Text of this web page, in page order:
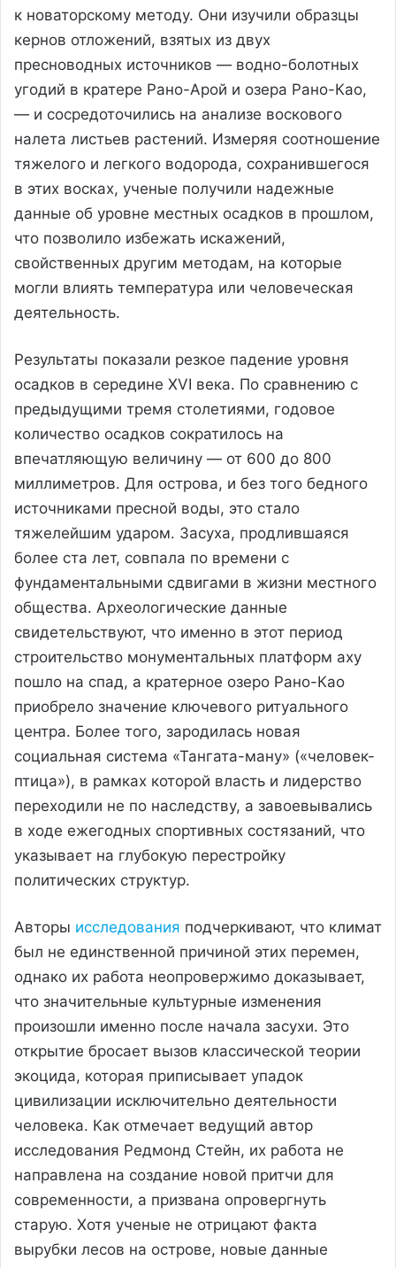
к новаторскому методу. Они изучили образцы
кернов отложений, взятых из двух
пресноводных источников — водно-болотных
угодий в кратере Рано-Арой и озера Рано-Као,
— и сосредоточились на анализе воскового
налета листьев растений. Измеряя соотношение
тяжелого и легкого водорода, сохранившегося
в этих восках, ученые получили надежные
данные об уровне местных осадков в прошлом,
что позволило избежать искажений,
свойственных другим методам, на которые
могли влиять температура или человеческая
деятельность.
Результаты показали резкое падение уровня
осадков в середине XVI века. По сравнению с
предыдущими тремя столетиями, годовое
количество осадков сократилось на
впечатляющую величину — от 600 до 800
миллиметров. Для острова, и без того бедного
источниками пресной воды, это стало
тяжелейшим ударом. Засуха, продлившаяся
более ста лет, совпала по времени с
фундаментальными сдвигами в жизни местного
общества. Археологические данные
свидетельствуют, что именно в этот период
строительство монументальных платформ аху
пошло на спад, а кратерное озеро Рано-Као
приобрело значение ключевого ритуального
центра. Более того, зародилась новая
социальная система «Тангата-ману» («человек-
птица»), в рамках которой власть и лидерство
переходили не по наследству, а завоевывались
в ходе ежегодных спортивных состязаний, что
указывает на глубокую перестройку
политических структур.
Авторы исследования подчеркивают, что климат
был не единственной причиной этих перемен,
однако их работа неопровержимо доказывает,
что значительные культурные изменения
произошли именно после начала засухи. Это
открытие бросает вызов классической теории
экоцида, которая приписывает упадок
цивилизации исключительно деятельности
человека. Как отмечает ведущий автор
исследования Редмонд Стейн, их работа не
направлена на создание новой притчи для
современности, а призвана опровергнуть
старую. Хотя ученые не отрицают факта
вырубки лесов на острове, новые данные